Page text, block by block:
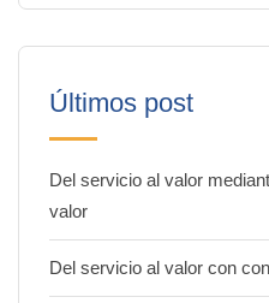
Últimos post
Del servicio al valor
valor
Del servicio al valor con